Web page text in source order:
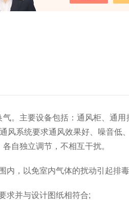
。主要设备包括：通风柜、通
系统要求通风效果好、噪音低
自独立调节，不相互干扰。
，以免室内气体的扰动引起排毒
并与设计图纸相符合;